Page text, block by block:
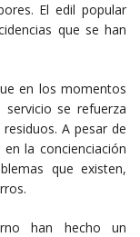
El edil popular
que se han
en los momentos
se refuerza
A pesar de
la concienciación
que existen,
han hecho un